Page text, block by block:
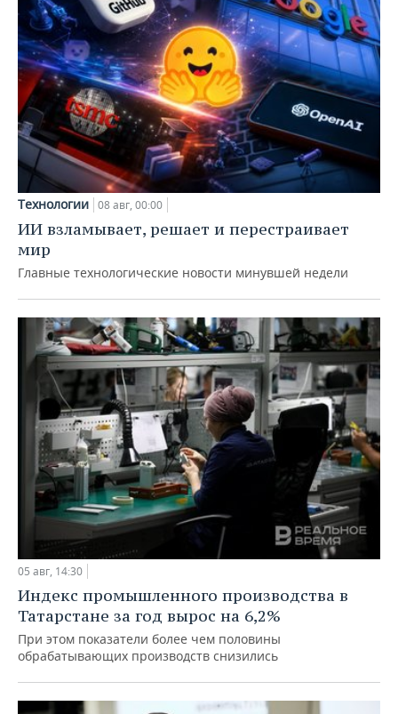
Технологии 08 авг, 00:00
ИИ взламывает, решает и перестраивает
мир
Главные технологические новости минувшей недели
05 авг, 14:30
Индекс промышленного производства в
Татарстане за год вырос на 6,2%
При этом показатели более чем половины
обрабатывающих производств снизились